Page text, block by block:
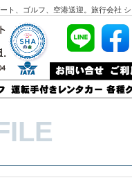
ト、ゴルフ、空港送迎。旅行会社